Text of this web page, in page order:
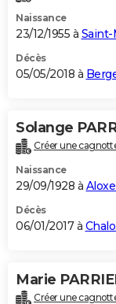
Dictionnaire
Biographies
Citations
Expressions
Proverbes
PROGRAMME TV
S'inscrire
Se connecter
Lycées
Collèges
Primaires
Universités
Entreprises
Service militaire
Avis de recherche
AVIS DE DÉCÈS
Bricolage
Lifestyle
Culture
Sport
Auto
Television
Voyage
Cinema
Naissance
23/12/1955 à Saint-
Décès
05/05/2018 à
Solange
Créer une
Naissance
29/09/1928 à
Décès
06/01/2017 à
Marie
Créer une